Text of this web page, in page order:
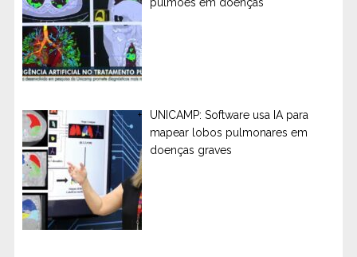
UNICAMP: Software usa IA para
mapear lobos pulmonares em
doenças graves